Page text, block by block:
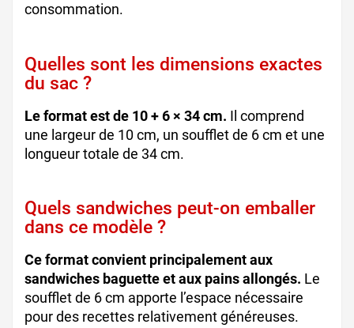
consommation.
Quelles sont les dimensions exactes
du sac ?
Le format est de 10 + 6 × 34 cm. Il comprend
une largeur de 10 cm, un soufflet de 6 cm et une
longueur totale de 34 cm.
Quels sandwiches peut-on emballer
dans ce modèle ?
Ce format convient principalement aux
sandwiches baguette et aux pains allongés. Le
soufflet de 6 cm apporte l’espace nécessaire
pour des recettes relativement généreuses.